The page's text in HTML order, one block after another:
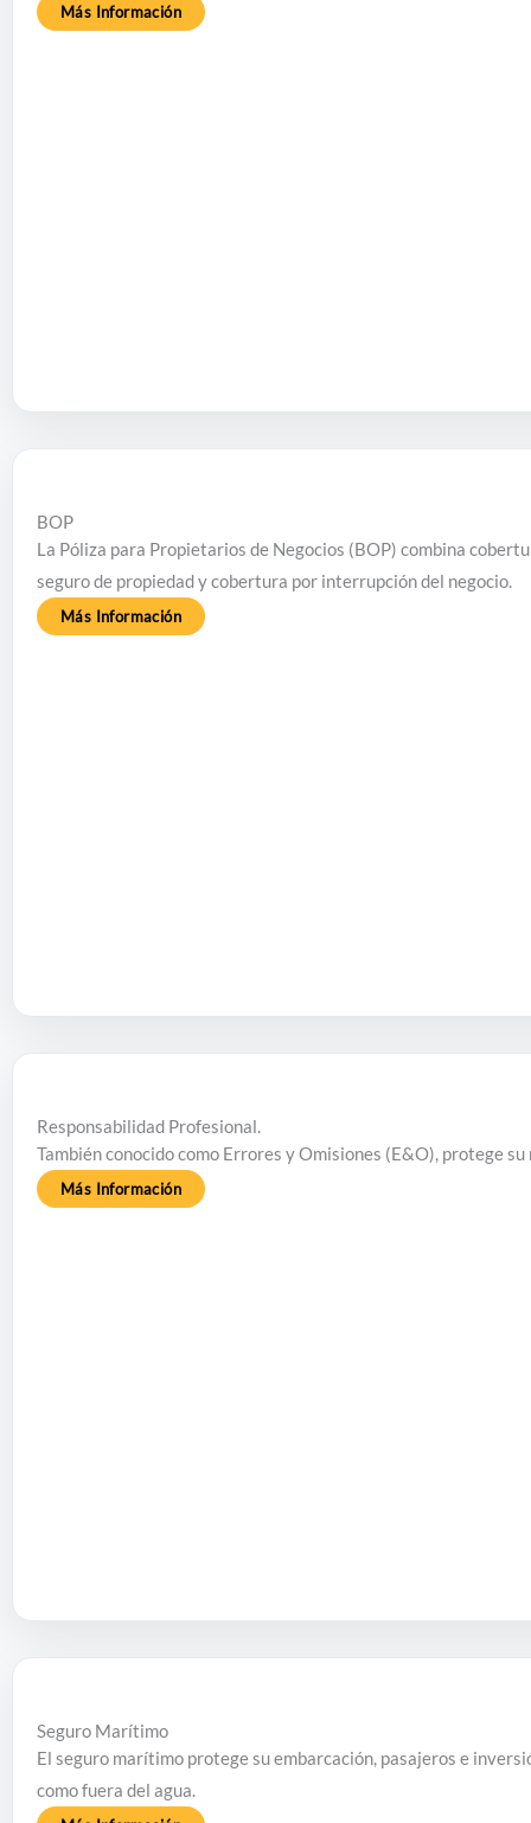
Más Información
BOP
La Póliza para Propietarios de Negocios (BOP) combina
seguro de propiedad y cobertura por interrupción del negocio.
Más Información
Responsabilidad Profesional.
También conocido como Errores y Omisiones (E&O), protege
Más Información
Seguro Marítimo
El seguro marítimo protege su embarcación, pasajeros e
como fuera del agua.